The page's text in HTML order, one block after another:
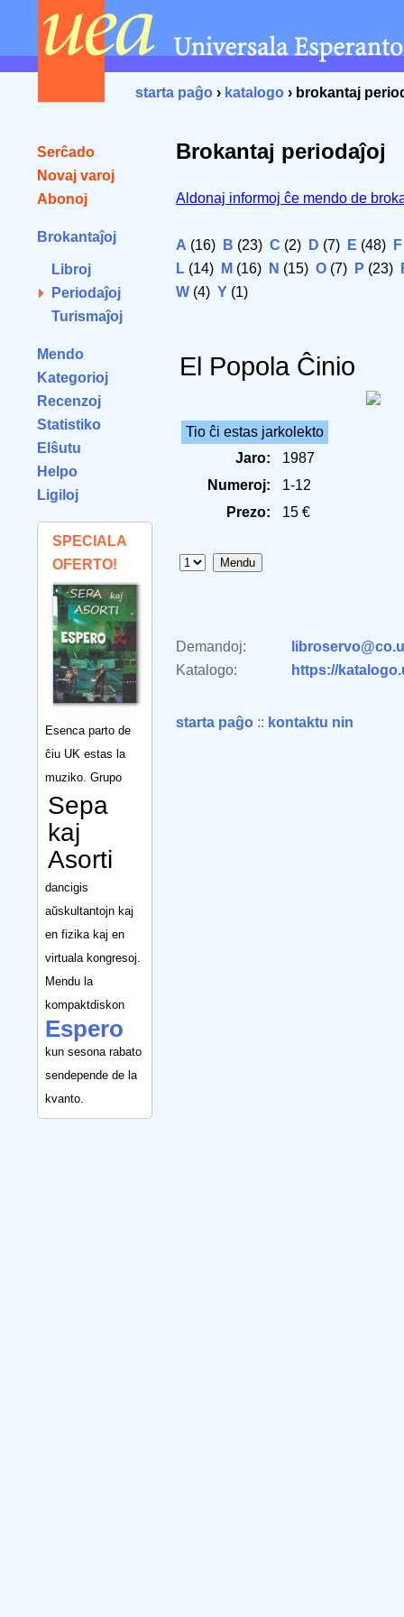
starta paĝo › katalogo › brokantaj
Serĉado
Novaj varoj
Abonoj
Brokantaĵoj
Libroj
Periodaĵoj
Turismaĵoj
Mendo
Kategorioj
Recenzoj
Statistiko
Elŝutu
Helpo
Ligiloj
SPECIALA
OFERTO!
Esenca parto de
ĉiu UK estas la
muziko. Grupo
Sepa
kaj
Asorti
dancigis
aŭskultantojn kaj
en fizika kaj en
virtuala kongresoj.
Mendu la
kompaktdiskon
Espero
kun sesona rabato
sendepende de la
kvanto.
Brokantaj periodaĵoj
Aldonaj informoj ĉe mendo de
A (16) B (23) C (2) D (7) E (48) F
L (14) M (16) N (15) O (7) P (23)
W (4) Y (1)
El Popola Ĉinio
Tio ĉi estas jarkolekto
Jaro:
1987
Numeroj:
1-12
Prezo:
15 €
Demandoj:
Katalogo:
https://
starta paĝo :: kontaktu nin